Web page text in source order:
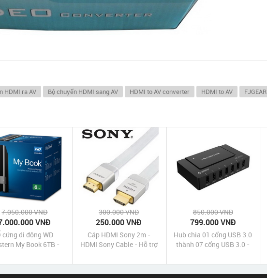
HDMI ra AV Bộ chuyển HDMI sang AV HDMI to AV converter HDMI to AV FJGEAR
7.050.000 VNĐ
VNĐ
cứng di động WD
My Book 6TB -
6TB
300.000 VNĐ
250.000 VNĐ
Cáp HDMI Sony 2m -
HDMI Sony Cable - Hỗ trợ
hãng giá rẻ nhất
850.000 VNĐ
799.000 VNĐ
Hub chia 01 cổng USB 3.0
thành 07 cổng USB 3.0 -